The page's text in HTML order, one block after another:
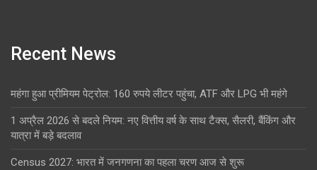
Recent News
महंगा हुआ प्रीमियम पेट्रोल: 160 रुपये लीटर पहुंचा, ATF और LPG भी महंगे
1 अप्रैल 2026 से बदले नियम: नए वित्तीय वर्ष के साथ टैक्स, सैलरी, बैंकिंग और
यात्रा में बड़े बदलाव
Census 2027: भारत में जनगणना का पहला चरण आज से शुरू